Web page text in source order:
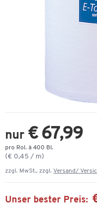
nur € 67,99
pro Rol. à 400 Bl.
(€ 0,45 / m)
zzgl. MwSt., zzgl. Versand/
Unser bester Preis: